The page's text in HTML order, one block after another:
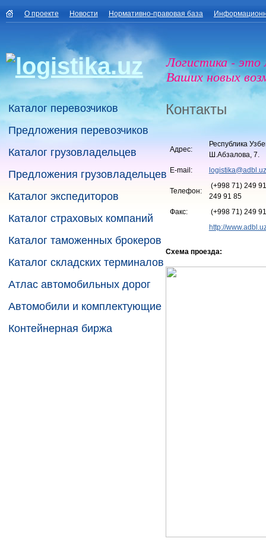
О проекте Новости Нормативно-правовая база
Логистика - это
Ваших новых
Каталог перевозчиков
Предложения перевозчиков
Каталог грузовладельцев
Предложения грузовладельцев
Каталог экспедиторов
Каталог страховых компаний
Каталог таможенных брокеров
Каталог складских терминалов
Атлас автомобильных дорог
Автомобили и комплектующие
Контейнерная биржа
Контакты
Адрес:
Республика
Ш.Абзалова, 7.
E-mail:
logistika@adbl.uz
Телефон:
(+998 71) 249
249 91 85
Факс:
(+998 71) 249
http://
Схема проезда: